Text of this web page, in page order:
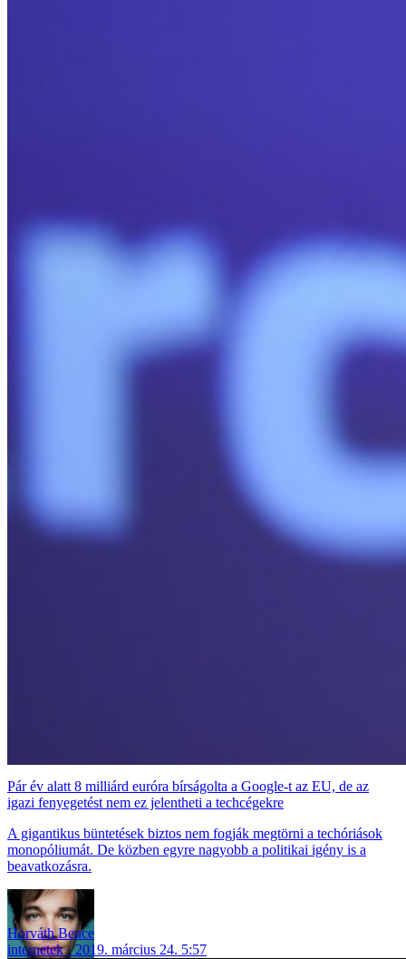
Pár év alatt 8 milliárd euróra bírságolta a Google-t az EU, de az
igazi fenyegetést nem ez jelentheti a techcégekre
A gigantikus büntetések biztos nem fogják megtörni a techóriások
monopóliumát. De közben egyre nagyobb a politikai igény is a
beavatkozásra.
Horváth Bence
internetek
2019. március 24. 5:57